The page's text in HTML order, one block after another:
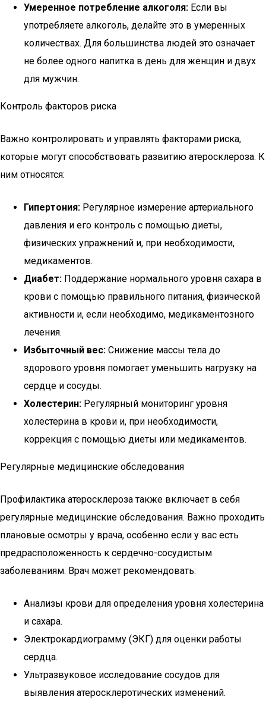
Умеренное потребление алкоголя: Если вы
употребляете алкоголь, делайте это в умеренных
количествах. Для большинства людей это означает
не более одного напитка в день для женщин и двух
для мужчин.
Контроль факторов риска
Важно контролировать и управлять факторами риска,
которые могут способствовать развитию атеросклероза. К
ним относятся:
Гипертония: Регулярное измерение артериального
давления и его контроль с помощью диеты,
физических упражнений и, при необходимости,
медикаментов.
Диабет: Поддержание нормального уровня сахара в
крови с помощью правильного питания, физической
активности и, если необходимо, медикаментозного
лечения.
Избыточный вес: Снижение массы тела до
здорового уровня помогает уменьшить нагрузку на
сердце и сосуды.
Холестерин: Регулярный мониторинг уровня
холестерина в крови и, при необходимости,
коррекция с помощью диеты или медикаментов.
Регулярные медицинские обследования
Профилактика атеросклероза также включает в себя
регулярные медицинские обследования. Важно проходить
плановые осмотры у врача, особенно если у вас есть
предрасположенность к сердечно-сосудистым
заболеваниям. Врач может рекомендовать:
Анализы крови для определения уровня холестерина
и сахара.
Электрокардиограмму (ЭКГ) для оценки работы
сердца.
Ультразвуковое исследование сосудов для
выявления атеросклеротических изменений.